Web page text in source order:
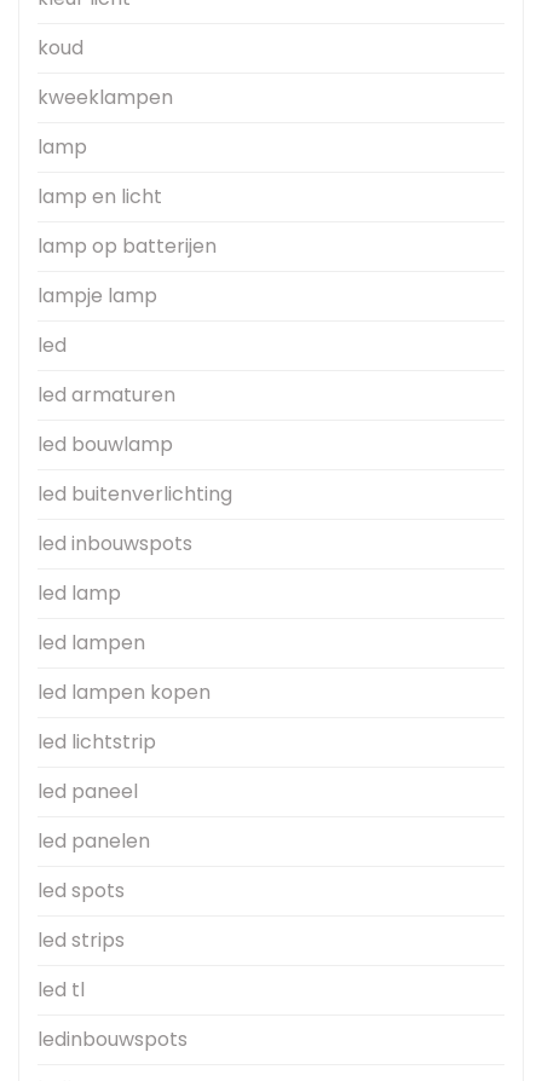
koud
kweeklampen
lamp
lamp en licht
lamp op batterijen
lampje lamp
led
led armaturen
led bouwlamp
led buitenverlichting
led inbouwspots
led lamp
led lampen
led lampen kopen
led lichtstrip
led paneel
led panelen
led spots
led strips
led tl
ledinbouwspots